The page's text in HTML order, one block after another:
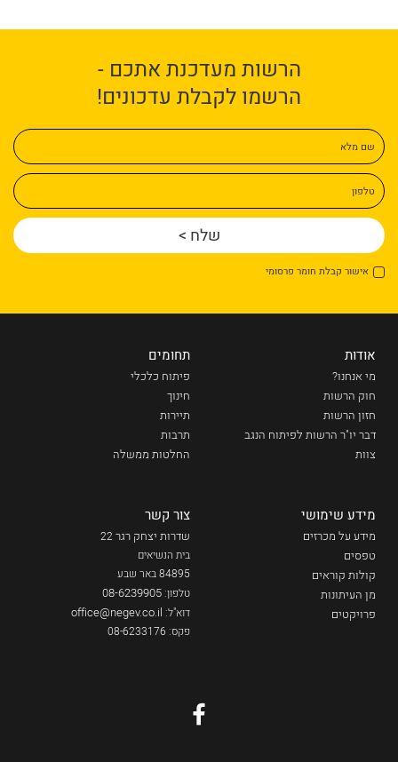
הרשות מעדכנת אתכם -
הרשמו לקבלת עדכונים!
שם מלא
טלפון
אישור קבלת חומר פרסומי
אודות
מי אנחנו?
חוק הרשות
חזון הרשות
דבר יו"ר הרשות לפיתוח הנגב
צוות
תחומים
פיתוח כלכלי
חינוך
תיירות
תרבות
החלטות ממשלה
מידע שימושי
מידע על מכרזים
טפסים
קולות קוראים
מן העיתונות
פרויקטים
צור קשר
שדרות יצחק רגר
בית הנשיאים
84895 באר שבע
טלפון:08-6239905
דוא"ל: office@negev.co.il
פקס: 08-6233176